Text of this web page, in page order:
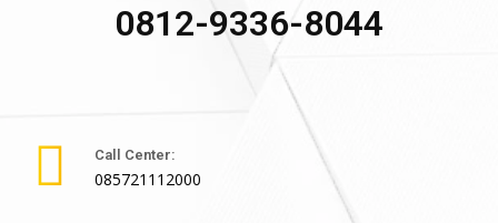
0812-9336-8044
Call Center:
085721112000